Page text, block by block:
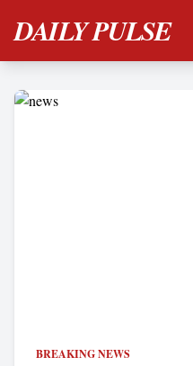
DAILY PULSE
BREAKING NEWS